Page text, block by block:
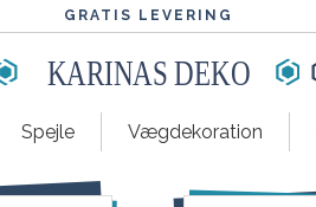
GRATIS LEVERING
KARINAS DEKO
Spejle Vægdekoration